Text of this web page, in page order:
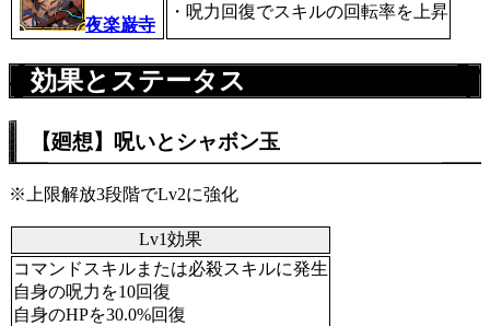
夜楽巌寺
・呪力回復でスキルの回転率を上昇
効果とステータス
【廻想】呪いとシャボン玉
※上限解放3段階でLv2に強化
Lv1効果
コマンドスキルまたは必殺スキルに発生
自身の呪力を10回復
自身のHPを30.0%回復